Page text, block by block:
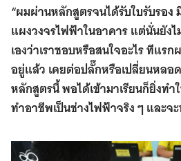
“ผมผ่านหลักสูตรจนได้รับใบรับรอ
แผงวงจรไฟฟ้าในอาคาร แต่นั่นยัง
เองว่าเราชอบหรือสนใจอะไร ทีแร
อยู่แล้ว เคยต่อปลั๊กหรือเปลี่ยนหลอ
หลักสูตรนี้ พอได้เข้ามาเรียนก็ยิ่งทำ
ทำอาชีพเป็นช่างไฟฟ้าจริง ๆ และจ